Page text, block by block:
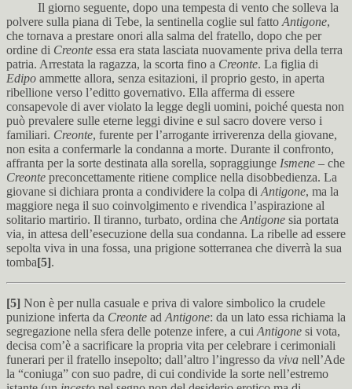
Il giorno seguente, dopo una tempesta di vento che solleva la
polvere sulla piana di Tebe, la sentinella coglie sul fatto Antigone,
che tornava a prestare onori alla salma del fratello, dopo che per
ordine di Creonte essa era stata lasciata nuovamente priva della terra
patria. Arrestata la ragazza, la scorta fino a Creonte. La figlia di
Edipo ammette allora, senza esitazioni, il proprio gesto, in aperta
ribellione verso l’editto governativo. Ella afferma di essere
consapevole di aver violato la legge degli uomini, poiché questa non
può prevalere sulle eterne leggi divine e sul sacro dovere verso i
familiari. Creonte, furente per l’arrogante irriverenza della giovane,
non esita a confermarle la condanna a morte. Durante il confronto,
affranta per la sorte destinata alla sorella, sopraggiunge Ismene – che
Creonte preconcettamente ritiene complice nella disobbedienza. La
giovane si dichiara pronta a condividere la colpa di Antigone, ma la
maggiore nega il suo coinvolgimento e rivendica l’aspirazione al
solitario martirio. Il tiranno, turbato, ordina che Antigone sia portata
via, in attesa dell’esecuzione della sua condanna. La ribelle ad essere
sepolta viva in una fossa, una prigione sotterranea che diverrà la sua
tomba[5].
[5] Non è per nulla casuale e priva di valore simbolico la crudele
punizione inferta da Creonte ad Antigone: da un lato essa richiama la
segregazione nella sfera delle potenze infere, a cui Antigone si vota,
decisa com’è a sacrificare la propria vita per celebrare i cerimoniali
funerari per il fratello insepolto; dall’altro l’ingresso da viva nell’Ade
la “coniuga” con suo padre, di cui condivide la sorte nell’estremo